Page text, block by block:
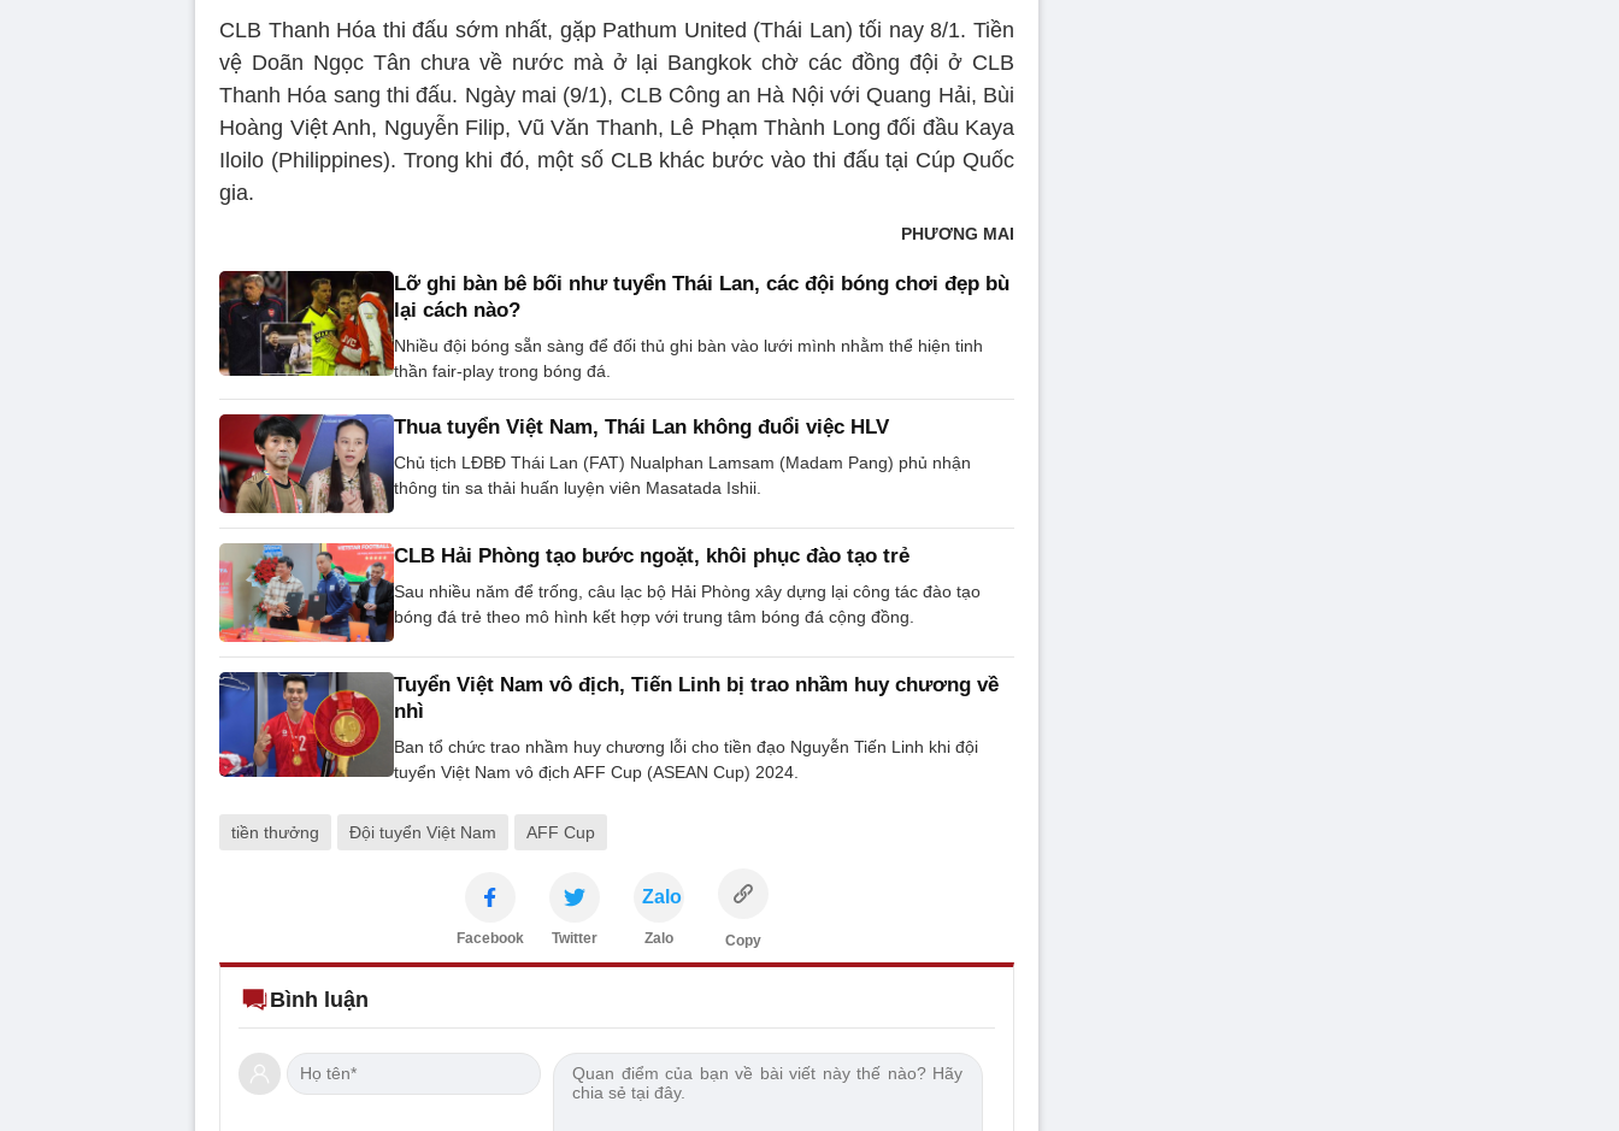
CLB Thanh Hóa thi đấu sớm nhất, gặp Pathum United (Thái Lan) tối nay 8/1. Tiền
vệ Doãn Ngọc Tân chưa về nước mà ở lại Bangkok chờ các đồng đội ở CLB
Thanh Hóa sang thi đấu. Ngày mai (9/1), CLB Công an Hà Nội với Quang Hải, Bùi
Hoàng Việt Anh, Nguyễn Filip, Vũ Văn Thanh, Lê Phạm Thành Long đối đầu Kaya
Iloilo (Philippines). Trong khi đó, một số CLB khác bước vào thi đấu tại Cúp Quốc
gia.
PHƯƠNG MAI
Lỡ ghi bàn bê bối như tuyển Thái Lan, các đội bóng chơi đẹp bù
lại cách nào?
Nhiều đội bóng sẵn sàng để đối thủ ghi bàn vào lưới mình nhằm thể hiện tinh
thần fair-play trong bóng đá.
Thua tuyển Việt Nam, Thái Lan không đuổi việc HLV
Chủ tịch LĐBĐ Thái Lan (FAT) Nualphan Lamsam (Madam Pang) phủ nhận
thông tin sa thải huấn luyện viên Masatada Ishii.
CLB Hải Phòng tạo bước ngoặt, khôi phục đào tạo trẻ
Sau nhiều năm để trống, câu lạc bộ Hải Phòng xây dựng lại công tác đào tạo
bóng đá trẻ theo mô hình kết hợp với trung tâm bóng đá cộng đồng.
Tuyển Việt Nam vô địch, Tiến Linh bị trao nhầm huy chương về
nhì
Ban tổ chức trao nhầm huy chương lỗi cho tiền đạo Nguyễn Tiến Linh khi đội
tuyển Việt Nam vô địch AFF Cup (ASEAN Cup) 2024.
tiền thưởng Đội tuyển Việt Nam AFF Cup
Facebook Twitter
Zalo
Zalo Copy
Bình luận